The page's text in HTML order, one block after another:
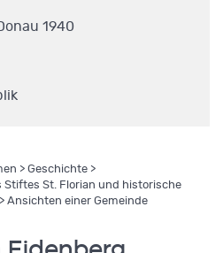
1940
> Geschichte >
St. Florian und historische
> Ansichten einer Gemeinde